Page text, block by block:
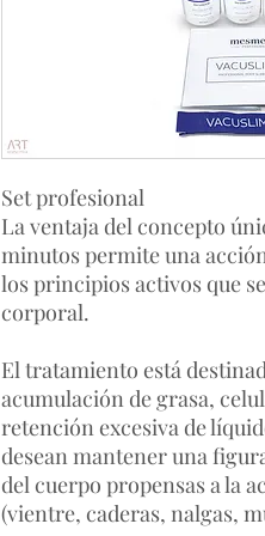
Set profesional
La ventaja del concepto
minutos permite una
los principios activos que
corporal.
El tratamiento está
acumulación de grasa,
retención excesiva de
desean mantener una
del cuerpo propensas a la
(vientre, caderas, nalgas,